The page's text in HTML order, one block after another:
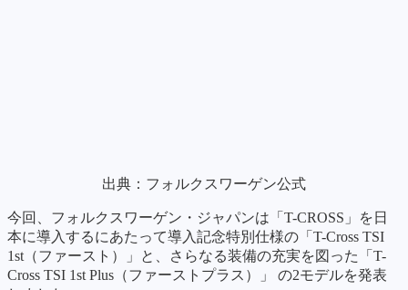
出典：フォルクスワーゲン公式
今回、フォルクスワーゲン・ジャパンは「T-CROSS」を日
本に導入するにあたって導入記念特別仕様の「T-Cross TSI
1st（ファースト）」と、さらなる装備の充実を図った「T-
Cross TSI 1st Plus（ファーストプラス）」 の2モデルを発表